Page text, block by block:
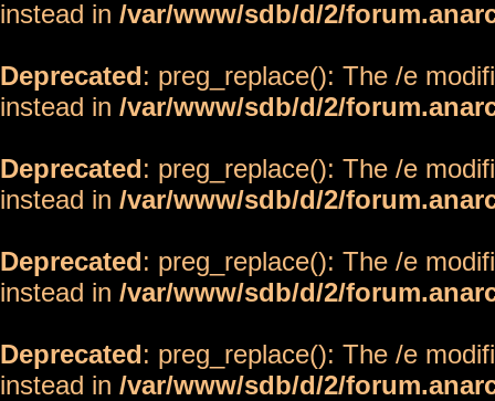
instead in /var/www/sdb/d/2/
Deprecated: preg_replace(): The /e
instead in /var/www/sdb/d/2/
Deprecated: preg_replace(): The /e
instead in /var/www/sdb/d/2/
Deprecated: preg_replace(): The /e
instead in /var/www/sdb/d/2/
Deprecated: preg_replace(): The /e
instead in /var/www/sdb/d/2/